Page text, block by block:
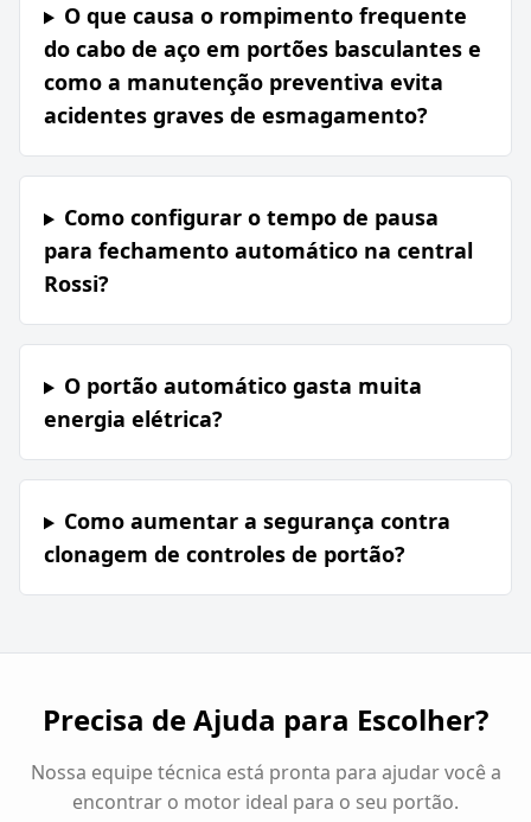
O que causa o rompimento frequente
do cabo de aço em portões basculantes e
como a manutenção preventiva evita
acidentes graves de esmagamento?
Como configurar o tempo de pausa
para fechamento automático na central
Rossi?
O portão automático gasta muita
energia elétrica?
Como aumentar a segurança contra
clonagem de controles de portão?
Precisa de Ajuda para Escolher?
Nossa equipe técnica está pronta para ajudar você a
encontrar o motor ideal para o seu portão.